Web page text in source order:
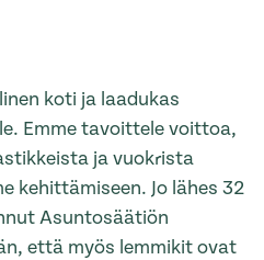
koti ja laadukas
Emme tavoittele voittoa,
ja vuokrista
kehittämiseen. Jo lähes 32
Asuntosäätiön
että myös lemmikit ovat